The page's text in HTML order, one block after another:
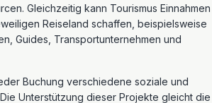
Gleichzeitig kann Tourismus Einnahmen
Reiseland schaffen, beispielsweise
Guides, Transportunternehmen und
Buchung verschiedene soziale und
Unterstützung dieser Projekte gleicht die